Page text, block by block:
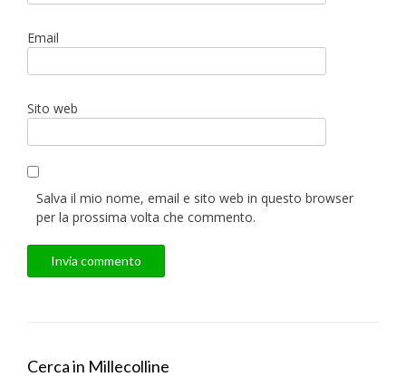
Email
Sito web
Salva il mio nome, email e sito web in questo browser
per la prossima volta che commento.
Cerca in Millecolline